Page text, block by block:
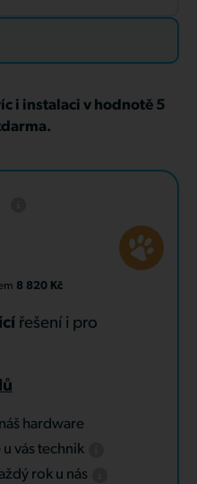
i instalaci v hodnotě 5
8 820 Kč
řešení i pro
hardware
vás technik
rok u nás